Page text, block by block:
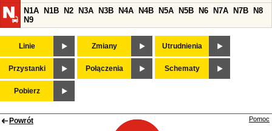
N1A
N1B N2 N3A N3B N4A N4B N5A N5B N6 N7A N7B
N8
N9
Linie Zmiany Utrudnienia
Przystanki Połączenia Schematy
Pobierz
Powrót Pomoc